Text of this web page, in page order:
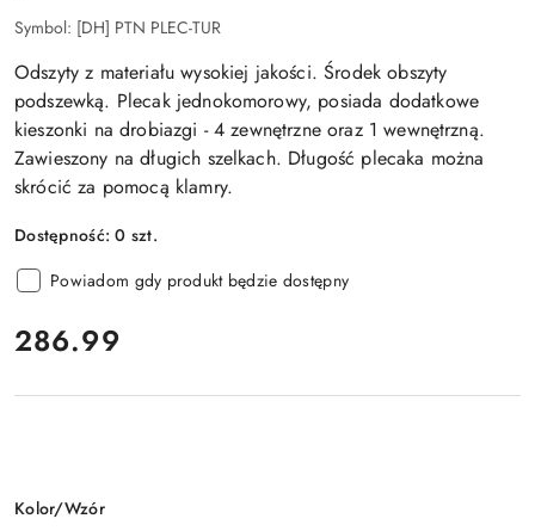
Symbol: [DH] PTN PLEC-TUR
Odszyty z materiału wysokiej jakości. Środek obszyty
podszewką. Plecak jednokomorowy, posiada dodatkowe
kieszonki na drobiazgi - 4 zewnętrzne oraz 1 wewnętrzną.
Zawieszony na długich szelkach. Długość plecaka można
skrócić za pomocą klamry.
Dostępność:0 szt.
Powiadom gdy produkt będzie dostępny
cena:
286.99
Wariant
Kolor/Wzór